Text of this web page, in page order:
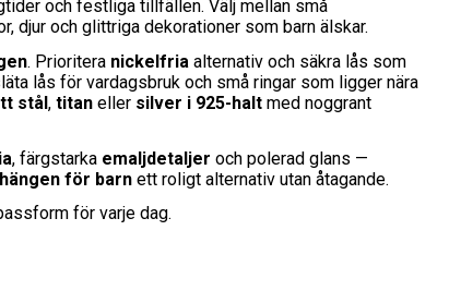
och festliga tillfällen. Välj mellan små
djur och glittriga dekorationer som barn älskar.
. Prioritera nickelfria alternativ och säkra lås som
lås för vardagsbruk och små ringar som ligger nära
stål, titan eller silver i 925-halt med noggrant
, färgstarka emaljdetaljer och polerad glans —
för barn ett roligt alternativ utan åtagande.
för varje dag.